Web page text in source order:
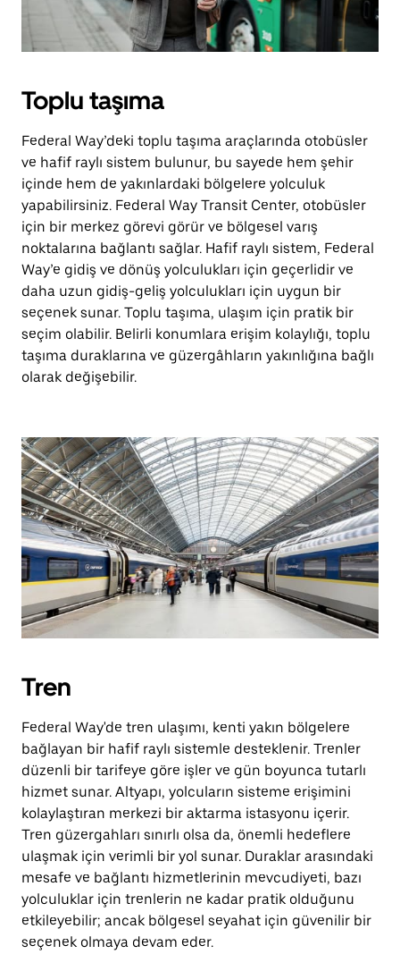
Toplu taşıma
Federal Way’deki toplu taşıma araçlarında otobüsler
ve hafif raylı sistem bulunur, bu sayede hem şehir
içinde hem de yakınlardaki bölgelere yolculuk
yapabilirsiniz. Federal Way Transit Center, otobüsler
için bir merkez görevi görür ve bölgesel varış
noktalarına bağlantı sağlar. Hafif raylı sistem, Federal
Way’e gidiş ve dönüş yolculukları için geçerlidir ve
daha uzun gidiş-geliş yolculukları için uygun bir
seçenek sunar. Toplu taşıma, ulaşım için pratik bir
seçim olabilir. Belirli konumlara erişim kolaylığı, toplu
taşıma duraklarına ve güzergâhların yakınlığına bağlı
olarak değişebilir.
Tren
Federal Way'de tren ulaşımı, kenti yakın bölgelere
bağlayan bir hafif raylı sistemle desteklenir. Trenler
düzenli bir tarifeye göre işler ve gün boyunca tutarlı
hizmet sunar. Altyapı, yolcuların sisteme erişimini
kolaylaştıran merkezi bir aktarma istasyonu içerir.
Tren güzergahları sınırlı olsa da, önemli hedeflere
ulaşmak için verimli bir yol sunar. Duraklar arasındaki
mesafe ve bağlantı hizmetlerinin mevcudiyeti, bazı
yolculuklar için trenlerin ne kadar pratik olduğunu
etkileyebilir; ancak bölgesel seyahat için güvenilir bir
seçenek olmaya devam eder.